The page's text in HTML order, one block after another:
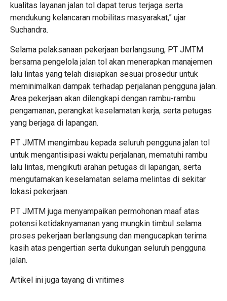
kualitas layanan jalan tol dapat terus terjaga serta
mendukung kelancaran mobilitas masyarakat,” ujar
Suchandra.
Selama pelaksanaan pekerjaan berlangsung, PT JMTM
bersama pengelola jalan tol akan menerapkan manajemen
lalu lintas yang telah disiapkan sesuai prosedur untuk
meminimalkan dampak terhadap perjalanan pengguna jalan.
Area pekerjaan akan dilengkapi dengan rambu-rambu
pengamanan, perangkat keselamatan kerja, serta petugas
yang berjaga di lapangan.
PT JMTM mengimbau kepada seluruh pengguna jalan tol
untuk mengantisipasi waktu perjalanan, mematuhi rambu
lalu lintas, mengikuti arahan petugas di lapangan, serta
mengutamakan keselamatan selama melintas di sekitar
lokasi pekerjaan.
PT JMTM juga menyampaikan permohonan maaf atas
potensi ketidaknyamanan yang mungkin timbul selama
proses pekerjaan berlangsung dan mengucapkan terima
kasih atas pengertian serta dukungan seluruh pengguna
jalan.
Artikel ini juga tayang di vritimes